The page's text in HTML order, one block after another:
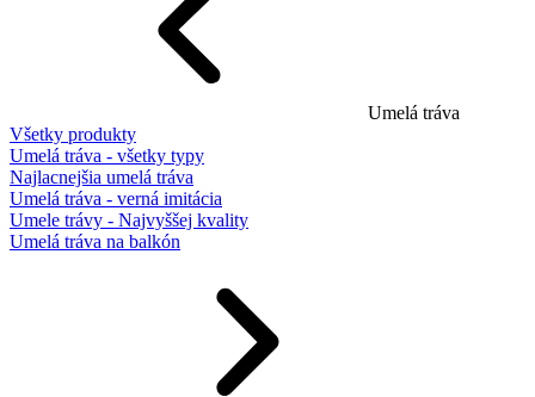
Umelá tráva
Všetky produkty
Umelá tráva - všetky typy
Najlacnejšia umelá tráva
Umelá tráva - verná imitácia
Umele trávy - Najvyššej kvality
Umelá tráva na balkón